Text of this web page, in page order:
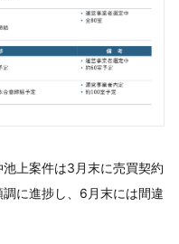
上案件は3月末に売買契約
に進捗し、6月末には間違